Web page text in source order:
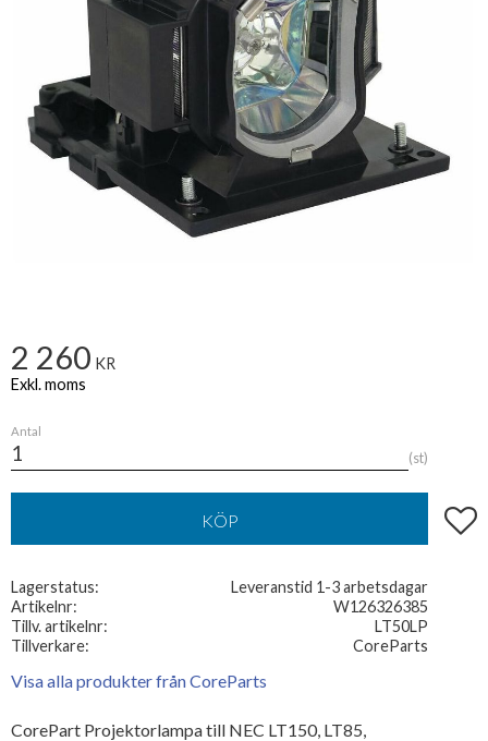
2 260 KR
Antal
st
KÖP Lägg
Lagerstatus
Leveranstid 1-3 arbetsdagar
Artikelnr
W126326385
Tillv. artikelnr
LT50LP
Tillverkare
CoreParts
Visa alla produkter från CoreParts
CorePart Projektorlampa till NEC LT150, LT85,